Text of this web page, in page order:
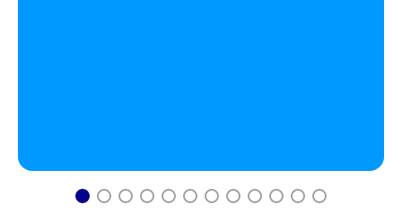
1 2 3 4 5 6 7 8 9 10 11 12